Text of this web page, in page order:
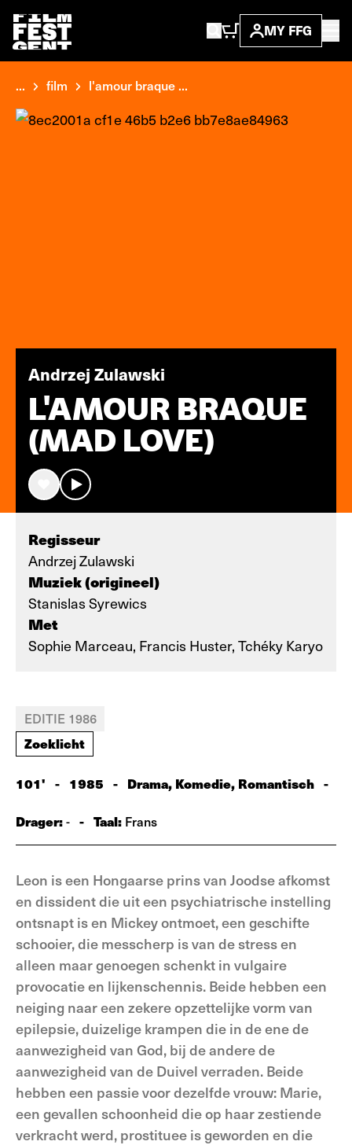
MY FFG
... film l'amour braque ...
Andrzej Zulawski
L'AMOUR BRAQUE
(MAD LOVE)
Regisseur
Andrzej Zulawski
Muziek (origineel)
Stanislas Syrewics
Met
Sophie Marceau, Francis Huster, Tchéky Karyo
EDITIE 1986
Zoeklicht
101' - 1985 - Drama, Komedie, Romantisch -
Drager:- - Taal: Frans
Leon is een Hongaarse prins van Joodse afkomst
en dissident die uit een psychiatrische instelling
ontsnapt is en Mickey ontmoet, een geschifte
schooier, die messcherp is van de stress en
alleen maar genoegen schenkt in vulgaire
provocatie en lijkenschennis. Beide hebben een
neiging naar een zekere opzettelijke vorm van
epilepsie, duizelige krampen die in de ene de
aanwezigheid van God, bij de andere de
aanwezigheid van de Duivel verraden. Beide
hebben een passie voor dezelfde vrouw: Marie,
een gevallen schoonheid die op haar zestiende
verkracht werd, prostituee is geworden en die